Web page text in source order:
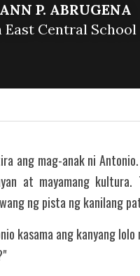
P. ABRUGENA
East Central School
ang mag-anak ni
at mayamang
ng pista ng kanilang
kasama ang kanyang